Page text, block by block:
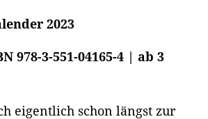
2023
978-3-551-04165-4 | ab 3
eigentlich schon längst zur